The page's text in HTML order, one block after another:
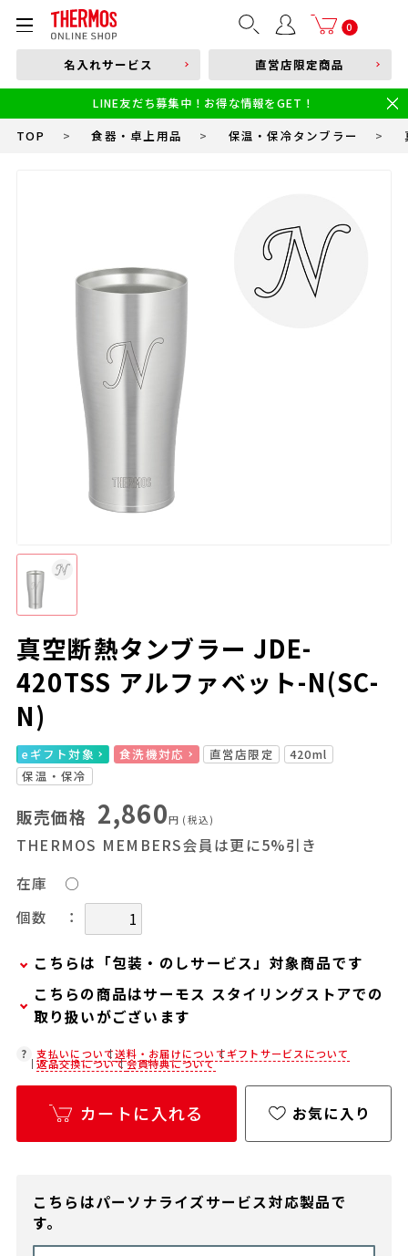
0
部品購入はこちら
本体品番やキーワードを入力
食洗機対応 新製品
幼児・園児向け水筒
小学生 低・中学年向け水筒
小学生 中・高学年向け水筒
名入れサービス 直営店限定商品
LINE友だち募集中！お得な情報をGET！
TOP > 食器・卓上用品 > 保温・保冷タンブラー >
真空断熱タンブラー JDE-
420TSS アルファベット-N(SC-
N)
eギフト対象 食洗機対応 直営店限定
420ml
保温・保冷
販売価格 2,860円 (税込)
THERMOS MEMBERS会員は更に5%引き
在庫
○
個数
：
こちらは「包装・のしサービス」対象商品です
弊社での包装・のしを希望される場合は、商品を
カートに入れた後に「会員限定のし・ラッピング
(330円/個)設定へ」ボタンからお手続きくださ
い。
「包装・のしサービス」には、手提げ袋やギフト
バッグは含まれておりません。手提げ袋やギフト
バッグを希望される場合は、以下よりご購入をお
通常商品用ギフト用品(バッグ・紙袋)
こちらの商品はサーモス スタイリングストアでの
取り扱いがございます
在庫状況につきましては、各店舗までお電話にて
ご確認ください。
店舗紹介ページ
支払いについて送料・お届けについてギフトサービスについて
返品交換について会員特典について
カートに入れる お気に入り
こちらはパーソナライズサービス対応製品で
す。